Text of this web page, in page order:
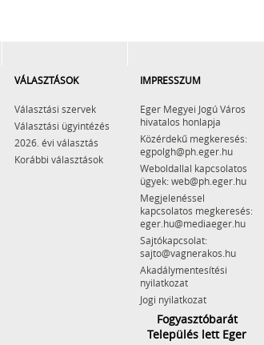
VÁLASZTÁSOK
Választási szervek
Választási ügyintézés
2026. évi választás
Korábbi választások
IMPRESSZUM
Eger Megyei Jogú Város
hivatalos honlapja
Közérdekű megkeresés:
egpolgh@ph.eger.hu
Weboldallal kapcsolatos
ügyek: web@ph.eger.hu
Megjelenéssel
kapcsolatos megkeresés:
eger.hu@mediaeger.hu
Sajtókapcsolat:
sajto@vagnerakos.hu
Akadálymentesítési
nyilatkozat
Jogi nyilatkozat
Fogyasztóbarát
Település lett Eger